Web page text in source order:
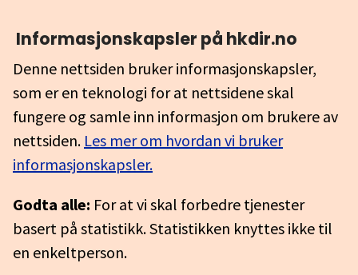
Informasjonskapsler på hkdir.no
Denne nettsiden bruker informasjonskapsler,
som er en teknologi for at nettsidene skal
fungere og samle inn informasjon om brukere av
nettsiden. Les mer om hvordan vi bruker
informasjonskapsler.
Godta alle: For at vi skal forbedre tjenester
basert på statistikk. Statistikken knyttes ikke til
en enkeltperson.